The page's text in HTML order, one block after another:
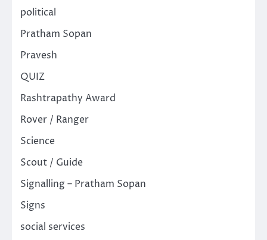
political
Pratham Sopan
Pravesh
QUIZ
Rashtrapathy Award
Rover / Ranger
Science
Scout / Guide
Signalling – Pratham Sopan
Signs
social services